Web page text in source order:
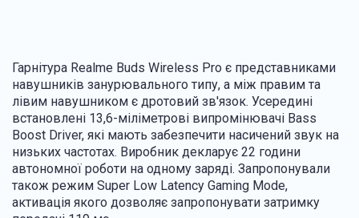
Гарнітура Realme Buds Wireless Pro є представниками
навушників занурювального типу, а між правим та
лівим навушником є дротовий зв'язок. Усередині
встановлені 13,6-міліметрові випромінювачі Bass
Boost Driver, які мають забезпечити насичений звук на
низьких частотах. Виробник декларує 22 години
автономної роботи на одному заряді. Запропонували
також режим Super Low Latency Gaming Mode,
активація якого дозволяє запропонувати затримку